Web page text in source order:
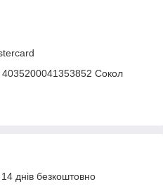
Сокол
днів безкоштовно